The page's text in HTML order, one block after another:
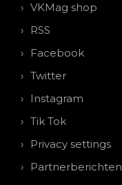
VKMag shop
RSS
Facebook
Twitter
Instagram
Tik Tok
Privacy settings
Partnerberichten